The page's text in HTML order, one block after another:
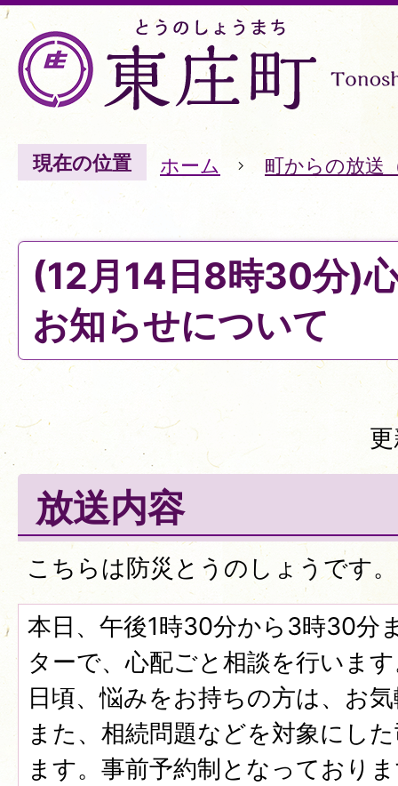
現在の位置 ホーム 町からの放送
(12月14日8時30分)
お知らせについて
放送内容
こちらは防災とうのしょうです。
本日、午後1時30分から3時30分
ターで、心配ごと相談を行いま
日頃、悩みをお持ちの方は、お
また、相続問題などを対象にし
ます。事前予約制となっており